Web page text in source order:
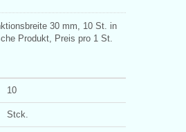
30 mm, 10 St. in
Produkt, Preis pro 1 St.
10
Stck.